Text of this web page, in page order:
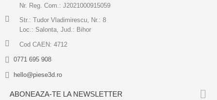
Nr. Reg. Com.: J2021000915059
Str.: Tudor Vladimirescu, Nr.: 8
Loc.: Salonta, Jud.: Bihor
Cod CAEN: 4712
0771 695 908
hello@piese3d.ro
ABONEAZA-TE LA NEWSLETTER 